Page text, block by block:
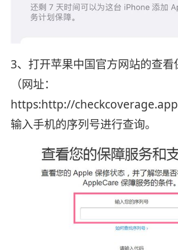
3、打开苹果中国官方网站的查看
（网址：
https:http://
输入手机的序列号进行查询。